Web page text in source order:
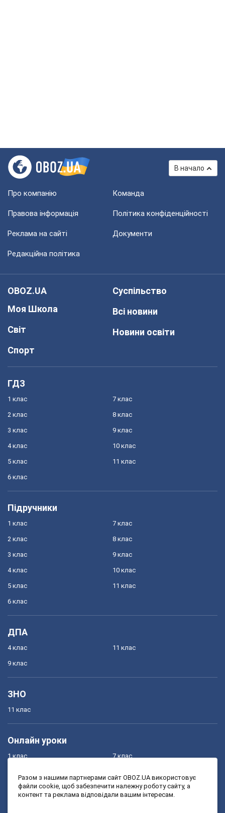
В начало
Про компанію Команда
Правова інформація Політика конфіденційності
Реклама на сайті Документи
Редакційна політика
OBOZ.UA
Моя Школа
Світ
Спорт
Суспільство
Всі новини
Новини освіти
ГДЗ
1 клас
2 клас
3 клас
4 клас
5 клас
6 клас
7 клас
8 клас
9 клас
10 клас
11 клас
Підручники
1 клас
2 клас
3 клас
4 клас
5 клас
6 клас
7 клас
8 клас
9 клас
10 клас
11 клас
ДПА
4 клас
9 клас
11 клас
ЗНО
11 клас
Онлайн уроки
1 клас
3 клас
7 клас
9 клас
Разом з нашими партнерами сайт OBOZ.UA використовує
файли cookie, щоб забезпечити належну роботу сайту, а
контент та реклама відповідали вашим інтересам.